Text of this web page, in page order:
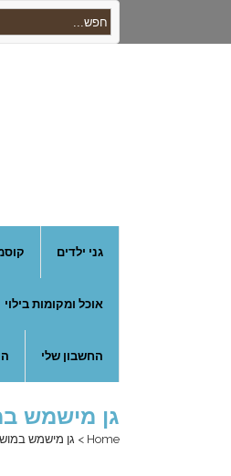
גני ילדים
אוכל ומקומות בילוי
החשבון שלי
גן מישמש
Home
> גן מישמש